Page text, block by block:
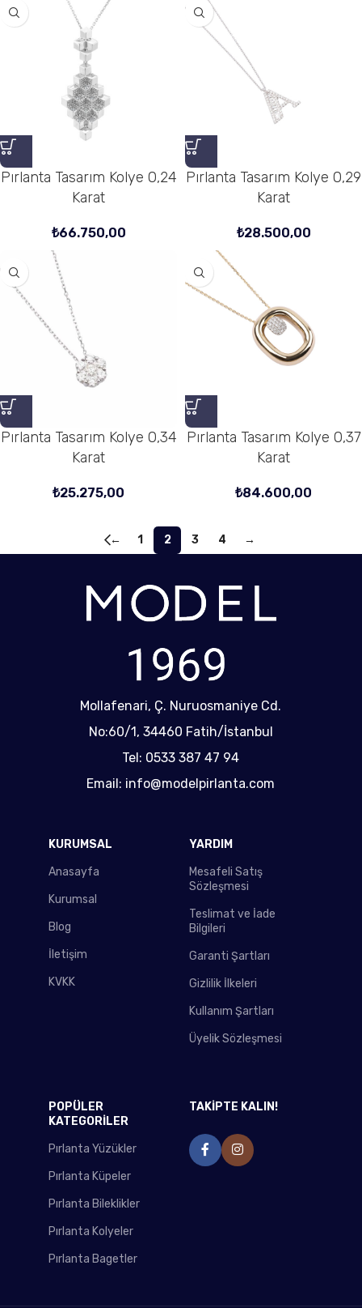
Pırlanta Tasarım Kolye 0,24
Karat
₺66.750,00
Pırlanta Tasarım Kolye 0,29
Karat
₺28.500,00
Pırlanta Tasarım Kolye 0,34
Karat
₺25.275,00
Pırlanta Tasarım Kolye 0,37
Karat
₺84.600,00
← 1 2 3 4 →
Mollafenari, Ç. Nuruosmaniye Cd.
No:60/1, 34460 Fatih/İstanbul
Tel: 0533 387 47 94
Email: info@modelpirlanta.com
KURUMSAL
Anasayfa
Kurumsal
Blog
İletişim
KVKK
YARDIM
Mesafeli Satış
Sözleşmesi
Teslimat ve İade
Bilgileri
Garanti Şartları
Gizlilik İlkeleri
Kullanım Şartları
Üyelik Sözleşmesi
POPÜLER
KATEGORİLER
Pırlanta Yüzükler
Pırlanta Küpeler
Pırlanta Bileklikler
Pırlanta Kolyeler
Pırlanta Bagetler
TAKİPTE KALIN!